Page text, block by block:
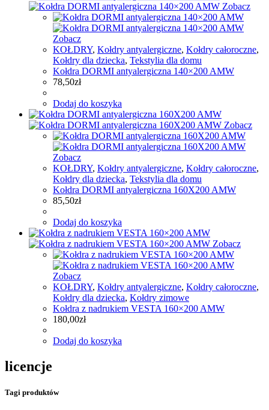
Zobacz
Zobacz
KOŁDRY, Kołdry antyalergiczne, Kołdry całoroczne,
Kołdry dla dziecka, Tekstylia dla domu
Kołdra DORMI antyalergiczna 140×200 AMW
78,50zł
Dodaj do koszyka
Zobacz
Zobacz
KOŁDRY, Kołdry antyalergiczne, Kołdry całoroczne,
Kołdry dla dziecka, Tekstylia dla domu
Kołdra DORMI antyalergiczna 160X200 AMW
85,50zł
Dodaj do koszyka
Zobacz
Zobacz
KOŁDRY, Kołdry antyalergiczne, Kołdry całoroczne,
Kołdry dla dziecka, Kołdry zimowe
Kołdra z nadrukiem VESTA 160×200 AMW
180,00zł
Dodaj do koszyka
licencje
Tagi produktów